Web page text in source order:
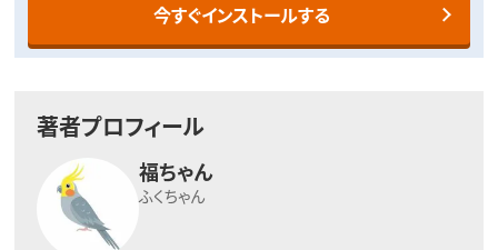
今すぐインストールする
著者プロフィール
福ちゃん
ふくちゃん